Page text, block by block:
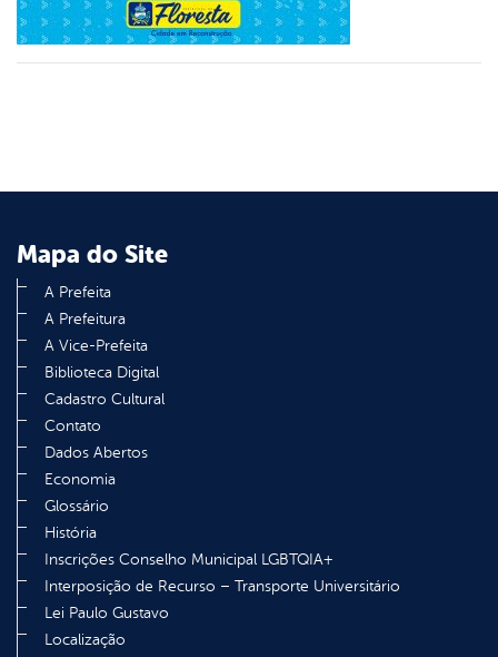
Mapa do Site
A Prefeita
A Prefeitura
A Vice-Prefeita
Biblioteca Digital
Cadastro Cultural
Contato
Dados Abertos
Economia
Glossário
História
Inscrições Conselho Municipal LGBTQIA+
Interposição de Recurso – Transporte Universitário
Lei Paulo Gustavo
Localização